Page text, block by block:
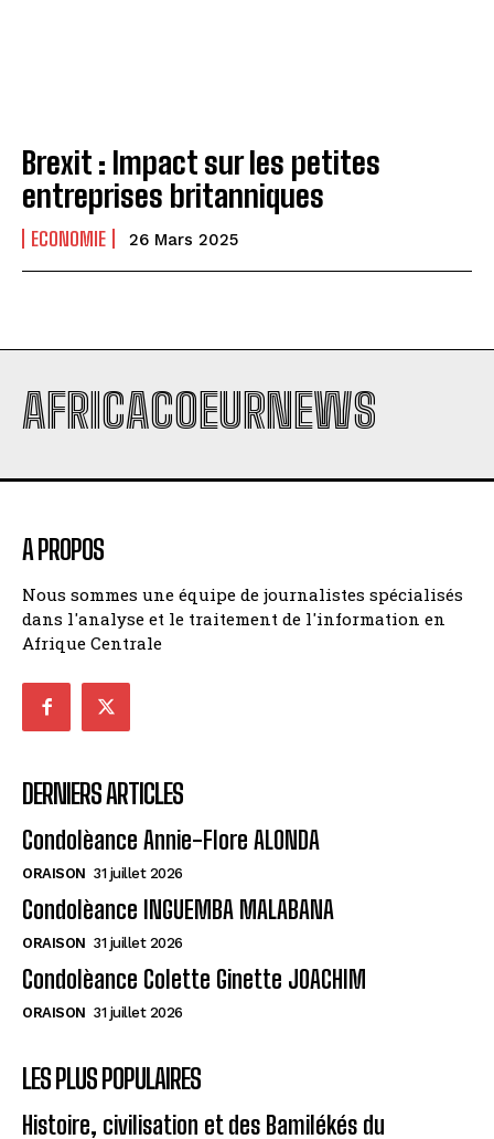
Brexit : Impact sur les petites
entreprises britanniques
ECONOMIE 26 Mars 2025
AFRICACOEURNEWS
A PROPOS
Nous sommes une équipe de journalistes spécialisés
dans l'analyse et le traitement de l'information en
Afrique Centrale
DERNIERS ARTICLES
Condolèance Annie-Flore ALONDA
ORAISON 31 juillet 2026
Condolèance INGUEMBA MALABANA
ORAISON 31 juillet 2026
Condolèance Colette Ginette JOACHIM
ORAISON 31 juillet 2026
LES PLUS POPULAIRES
Histoire, civilisation et des Bamilékés du